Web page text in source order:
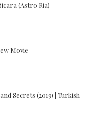
(Astro Ria)
Movie
Secrets (2019) | Turkish